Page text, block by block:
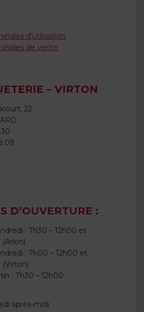
d’utilisation
de vente
– VIRTON
22
D’OUVERTURE :
: 7h30 – 12h00 et
(Arlon)
: 7h00 – 12h00 et
(Virton)
: 7h30 – 12h00
après-midi